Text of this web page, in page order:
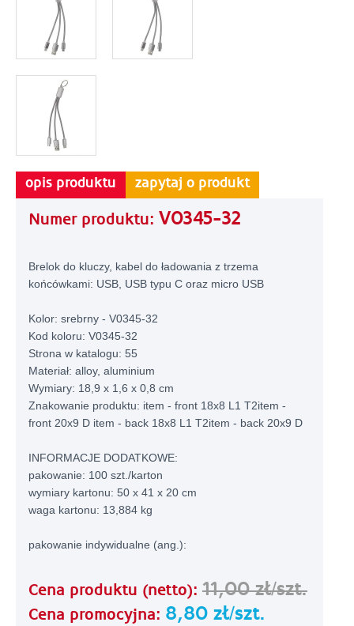
opis produktu zapytaj o produkt
Numer produktu: V0345-32
Brelok do kluczy, kabel do ładowania z trzema
końcówkami: USB, USB typu C oraz micro USB
Kolor: srebrny - V0345-32
Kod koloru: V0345-32
Strona w katalogu: 55
Materiał: alloy, aluminium
Wymiary: 18,9 x 1,6 x 0,8 cm
Znakowanie produktu: item - front 18x8 L1 T2item -
front 20x9 D item - back 18x8 L1 T2item - back 20x9 D
INFORMACJE DODATKOWE:
pakowanie: 100 szt./karton
wymiary kartonu: 50 x 41 x 20 cm
waga kartonu: 13,884 kg
pakowanie indywidualne (ang.):
Cena produktu (netto): 11,00 zł/szt.
Cena promocyjna: 8,80 zł/szt.